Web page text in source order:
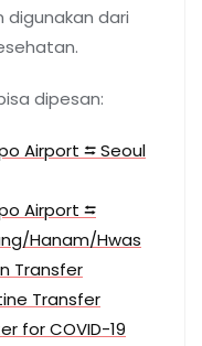
digunakan dari
dipesan:
Airport ⮀ Seoul
Airport ⮀
Hanam/Hwas
Transfer
Transfer
for COVID-19